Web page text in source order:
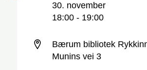
30. november
18:00 - 19:00
Bærum bibliotek
Munins vei 3